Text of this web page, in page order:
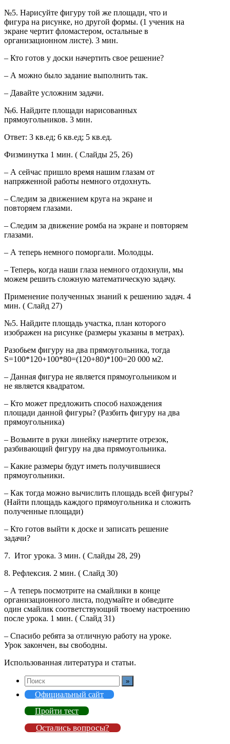
№5. Нарисуйте фигуру той же площади, что и
фигура на рисунке, но другой формы. (1 ученик на
экране чертит фломастером, остальные в
организационном листе). 3 мин.
– Кто готов у доски начертить свое решение?
– А можно было задание выполнить так.
– Давайте усложним задачи.
№6. Найдите площади нарисованных
прямоугольников. 3 мин.
Ответ: 3 кв.ед; 6 кв.ед; 5 кв.ед.
Физминутка 1 мин. ( Слайды 25, 26)
– А сейчас пришло время нашим глазам от
напряженной работы немного отдохнуть.
– Следим за движением круга на экране и
повторяем глазами.
– Следим за движение ромба на экране и повторяем
глазами.
– А теперь немного поморгали. Молодцы.
– Теперь, когда наши глаза немного отдохнули, мы
можем решить сложную математическую задачу.
Применение полученных знаний к решению задач. 4
мин. ( Слайд 27)
№5. Найдите площадь участка, план которого
изображен на рисунке (размеры указаны в метрах).
Разобьем фигуру на два прямоугольника, тогда
S=100*120+100*80=(120+80)*100=20 000 м2.
– Данная фигура не является прямоугольником и
не является квадратом.
– Кто может предложить способ нахождения
площади данной фигуры? (Разбить фигуру на два
прямоугольника)
– Возьмите в руки линейку начертите отрезок,
разбивающий фигуру на два прямоугольника.
– Какие размеры будут иметь получившиеся
прямоугольники.
– Как тогда можно вычислить площадь всей фигуры?
(Найти площадь каждого прямоугольника и сложить
полученные площади)
– Кто готов выйти к доске и записать решение
задачи?
7. Итог урока. 3 мин. ( Слайды 28, 29)
8. Рефлексия. 2 мин. ( Слайд 30)
– А теперь посмотрите на смайлики в конце
организационного листа, подумайте и обведите
один смайлик соответствующий твоему настроению
после урока. 1 мин. ( Слайд 31)
– Спасибо ребята за отличную работу на уроке.
Урок закончен, вы свободны.
Использованная литература и статьи.
Официальный сайт
Пройти тест
Остались вопросы?